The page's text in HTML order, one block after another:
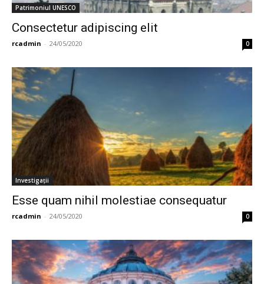
Patrimoniul UNESCO
Consectetur adipiscing elit
rcadmin - 24/05/2020 0
Investigații
Esse quam nihil molestiae consequatur
rcadmin - 24/05/2020 0